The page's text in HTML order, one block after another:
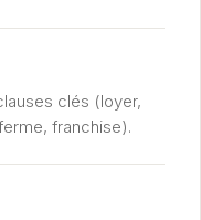
clés (loyer,
franchise).